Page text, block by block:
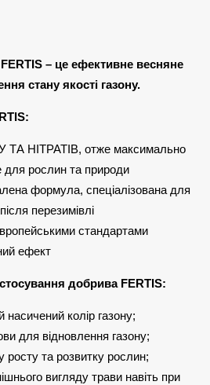
– це ефективне весняне
стану якості газону.
НІТРАТІВ, отже максимально
для рослин та природи
формула, спеціалізована для
перезимівлі
стандартами
ефект
добрива FERTIS:
насичений колір газону;
для відновлення газону;
росту та розвитку рослин;
вигляду трави навіть при